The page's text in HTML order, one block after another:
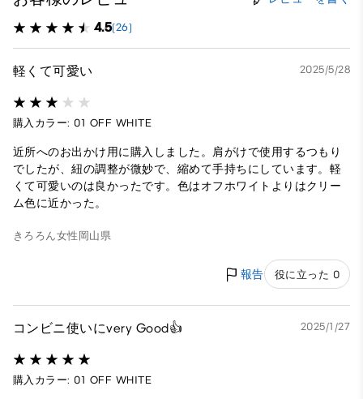
4.5(26)
軽くて可愛い 2025/5/28
購入カラー: 01 OFF WHITE
近所へのお出かけ用に購入しました。肩がけで使用するつもり
でしたが、紐の調整が微妙で、縮めて手持ちにしています。軽
くて可愛いのは良かったです。色はオフホワイトよりはクリー
ム色に近かった。
きろろん女性 岡山県
報告 役に立った 0
コンビニ使いにvery Good👍 2025/1/27
購入カラー: 01 OFF WHITE